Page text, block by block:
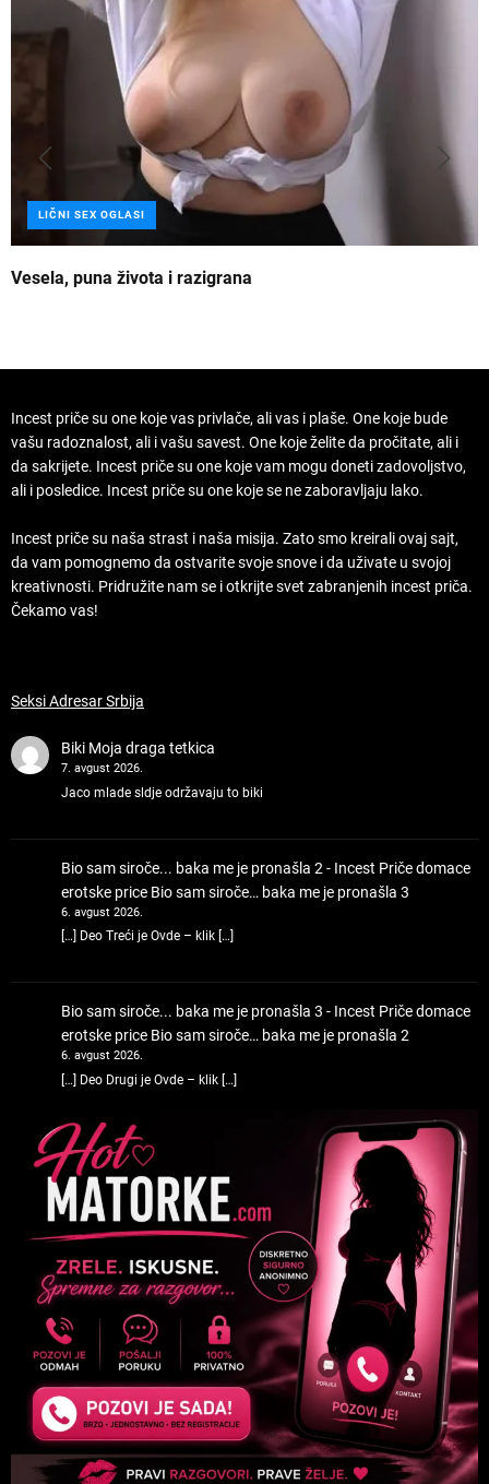
LIČNI SEX OGLASI
Vesela, puna života i razigrana
Incest priče su one koje vas privlače, ali vas i plaše. One koje bude
vašu radoznalost, ali i vašu savest. One koje želite da pročitate, ali i
da sakrijete. Incest priče su one koje vam mogu doneti zadovoljstvo,
ali i posledice. Incest priče su one koje se ne zaboravljaju lako.
Incest priče su naša strast i naša misija. Zato smo kreirali ovaj sajt,
da vam pomognemo da ostvarite svoje snove i da uživate u svojoj
kreativnosti. Pridružite nam se i otkrijte svet zabranjenih incest priča.
Čekamo vas!
Seksi Adresar Srbija
Biki Moja draga tetkica
7. avgust 2026.
Jaco mlade sldje održavaju to biki
Bio sam siroče... baka me je pronašla 2 - Incest Priče domace
erotske price Bio sam siroče… baka me je pronašla 3
6. avgust 2026.
[…] Deo Treći je Ovde – klik […]
Bio sam siroče... baka me je pronašla 3 - Incest Priče domace
erotske price Bio sam siroče… baka me je pronašla 2
6. avgust 2026.
[…] Deo Drugi je Ovde – klik […]